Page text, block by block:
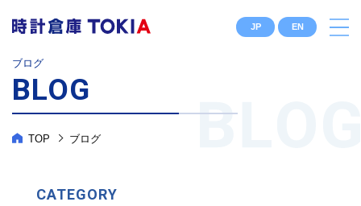
JP EN
ブログ
BLOG
TOP ブログ
CATEGORY